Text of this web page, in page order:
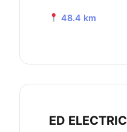
48.4 km
ED